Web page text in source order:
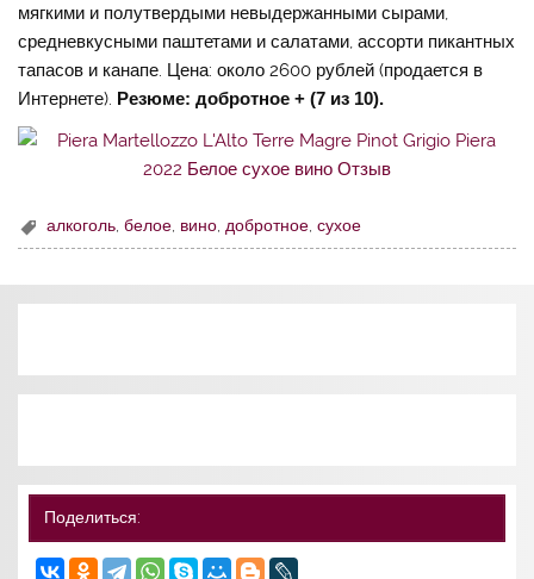
мягкими и полутвердыми невыдержанными сырами,
средневкусными паштетами и салатами, ассорти пикантных
тапасов и канапе. Цена: около 2600 рублей (продается в
Интернете). Резюме: добротное + (7 из 10).
алкоголь ,белое вино добротное ,сухое
Поделиться: